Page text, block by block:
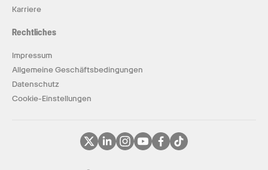
Karriere
Rechtliches
Impressum
Allgemeine Geschäftsbedingungen
Datenschutz
Cookie-Einstellungen